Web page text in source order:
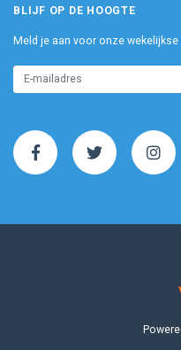
BLIJF OP DE HOOGTE
Meld je aan voor onze